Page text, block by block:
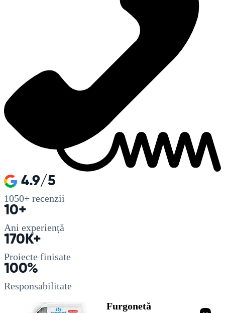
4.9/5
1050+ recenzii
10+
Ani experiență
170K+
Proiecte finisate
100%
Responsabilitate
Furgonetă